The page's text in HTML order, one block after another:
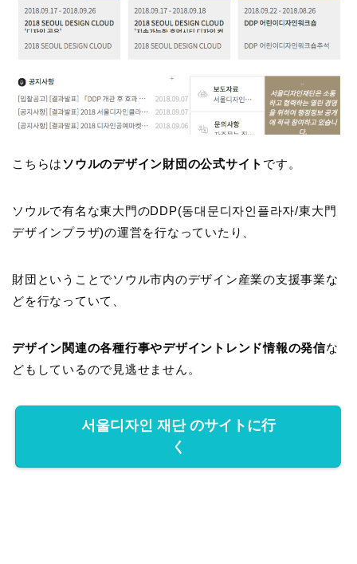
こちらはソウルのデザイン財団の公式サイト です。
ソウルで有名な東大門のDDP(동대문디자인플라자/東大門
デザインプラザ)の運営を行なっていたり、
財団ということでソウル市内のデザイン産業の支援事業な
どを行なっていて、
デザイン関連の各種行事やデザイントレンド情報の発信な
どもしているので見逃せません。
서울디자인 재단 のサイトに行
く